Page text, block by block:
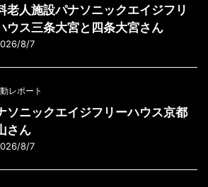
老人施設パナソニックエイジフリ
ウス三条大宮と四条大宮さん
8/7
レポート
ソニックエイジフリーハウス京都
さん
8/7